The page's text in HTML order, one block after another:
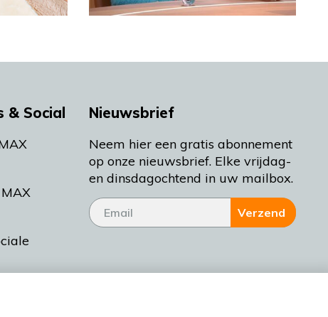
& Social Nieuwsbrief
Neem hier een gratis abonnement
op onze nieuwsbrief. Elke vrijdag-
en dinsdagochtend in uw mailbox.
Verzend